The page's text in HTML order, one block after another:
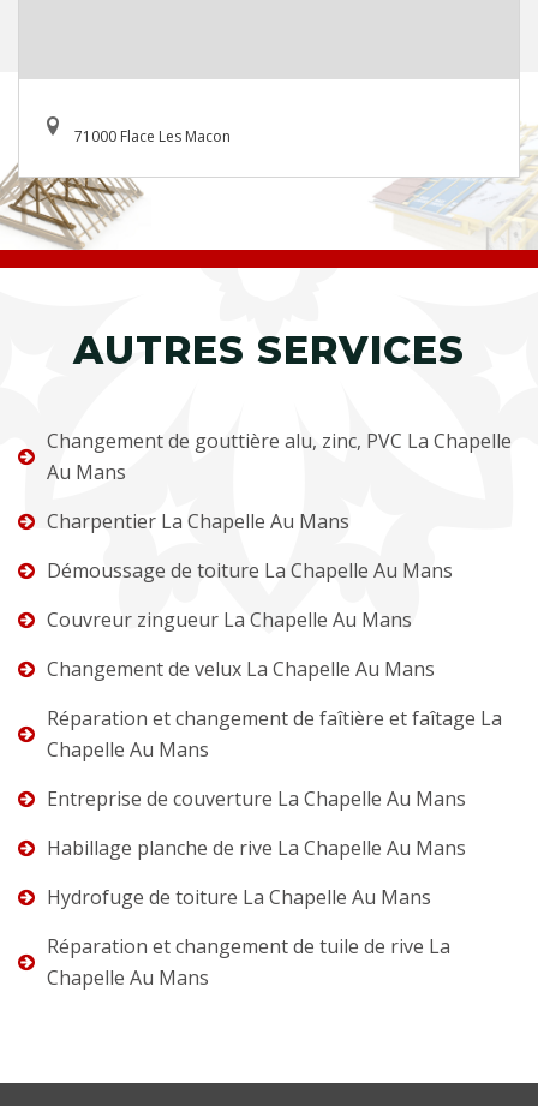
71000 Flace Les Macon
AUTRES SERVICES
Changement de gouttière alu, zinc, PVC La Chapelle
Au Mans
Charpentier La Chapelle Au Mans
Démoussage de toiture La Chapelle Au Mans
Couvreur zingueur La Chapelle Au Mans
Changement de velux La Chapelle Au Mans
Réparation et changement de faîtière et faîtage La
Chapelle Au Mans
Entreprise de couverture La Chapelle Au Mans
Habillage planche de rive La Chapelle Au Mans
Hydrofuge de toiture La Chapelle Au Mans
Réparation et changement de tuile de rive La
Chapelle Au Mans